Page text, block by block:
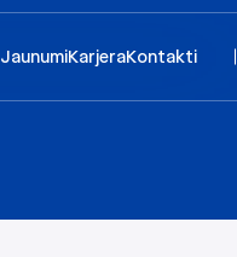
JaunumiKarjeraKontakti